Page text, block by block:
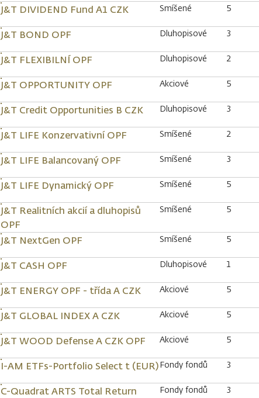
J&T DIVIDEND Fund A1 CZK Smíšené 5
J&T BOND OPF Dluhopisové 3
J&T FLEXIBILNÍ OPF Dluhopisové 2
J&T OPPORTUNITY OPF Akciové 5
J&T Credit Opportunities B CZK Dluhopisové 3
J&T LIFE Konzervativní OPF Smíšené 2
J&T LIFE Balancovaný OPF Smíšené 3
J&T LIFE Dynamický OPF Smíšené 5
J&T Realitních akcií a dluhopisů
OPF
Smíšené 5
J&T NextGen OPF Smíšené 5
J&T CASH OPF Dluhopisové 1
J&T ENERGY OPF - třída A CZK Akciové 5
J&T GLOBAL INDEX A CZK Akciové 5
J&T WOOD Defense A CZK OPF Akciové 5
I-AM ETFs-Portfolio Select t (EUR)Fondy fondů 3
C-Quadrat ARTS Total Return
Fondy fondů 3